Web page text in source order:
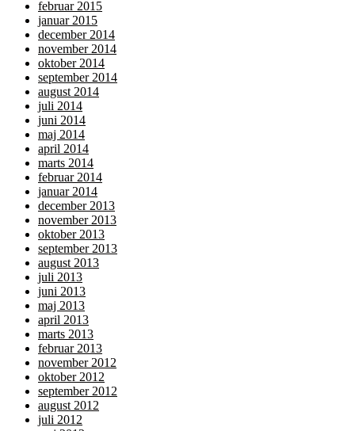
februar 2015
januar 2015
december 2014
november 2014
oktober 2014
september 2014
august 2014
juli 2014
juni 2014
maj 2014
april 2014
marts 2014
februar 2014
januar 2014
december 2013
november 2013
oktober 2013
september 2013
august 2013
juli 2013
juni 2013
maj 2013
april 2013
marts 2013
februar 2013
november 2012
oktober 2012
september 2012
august 2012
juli 2012